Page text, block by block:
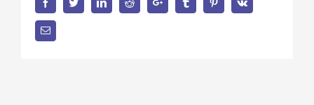
FacebookTwitterLinkedInReddit Google+ Tumblr PinterestVk
Email